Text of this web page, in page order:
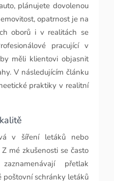
plánujete dovolenou
opatrnost je na
oborů i v realitách se
pracující v
měli klientovi objasnit
V následujícím článku
praktiky v realitní
v šíření letáků nebo
mé zkušenosti se často
přetlak
poštovní schránky letáků